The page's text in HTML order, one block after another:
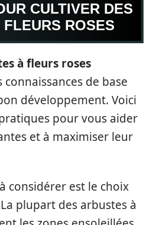
CULTIVER DES
ROSES
à fleurs roses
de base
développement. Voici
pour vous aider
et à maximiser leur
considérer est le choix
plupart des arbustes à